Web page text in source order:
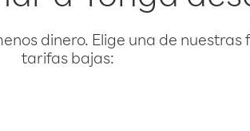
dinero. Elige una de
tarifas bajas: